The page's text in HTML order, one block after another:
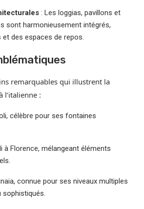
: Les loggias, pavillons et
sont harmonieusement intégrés,
des espaces de repos.
remarquables qui illustrent la
l’italienne :
célèbre pour ses fontaines
à Florence, mélangeant éléments
connue pour ses niveaux multiples
sophistiqués.